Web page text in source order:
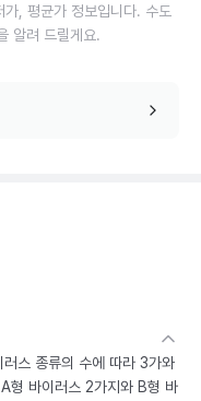
, 평균가 정보입니다. 수도
알려 드릴게요.
스 종류의 수에 따라 3가와
형 바이러스 2가지와 B형 바